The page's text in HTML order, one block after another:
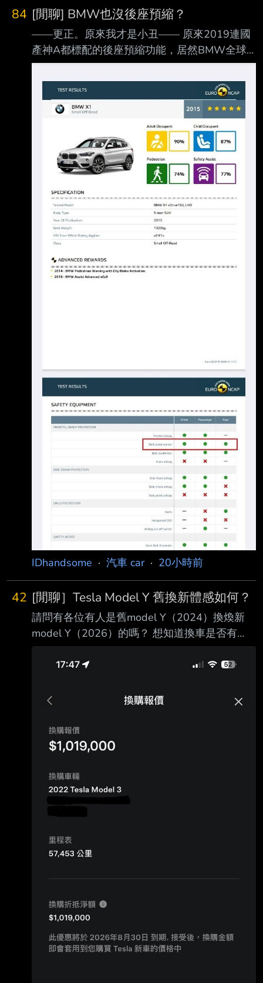
84 [閒聊] BMW也沒後座預縮？
——更正。原來我才是小丑—— 原來2019連國
產神A都標配的後座預縮功能，居然BMW全球
x1沒有 考量到老婆開太大的車不太方便，19年
時買了一台X1 F48 小改款給他上下班接送小孩
子 。 初心跟選他的理由很簡單 1.豪華品牌「應
該」不會偷安全配備 2.比起NX X1的外型另外一
半喜歡 看到GO車誌影片去採訪BMW，結果不
予拍攝之後，就覺得有鬼，一看才知道，原來
BMW連這 種安全配備都要偷？？？？？
https://i.mopix.cc/gG2Nj9.jpg 雖然是X1定位就
是入門車，但你好歹也是豪華品牌
IDhandsome · 汽車 car· 20小時前
42 [閒聊］Tesla Model Y 舊換新體感如何？
請問有各位有人是舊model Y（2024）換煥新
model Y（2026）的嗎？ 想知道換車是否有
感，我自己試乘後想換，但短短的30分鐘試乘會
被新車的爽感沖暈頭；也 怕舊車換新車的價差
（已經配到車） 目前仍在猶豫要不要交車，故